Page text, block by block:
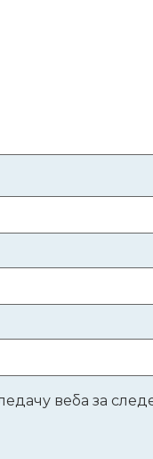
веба за